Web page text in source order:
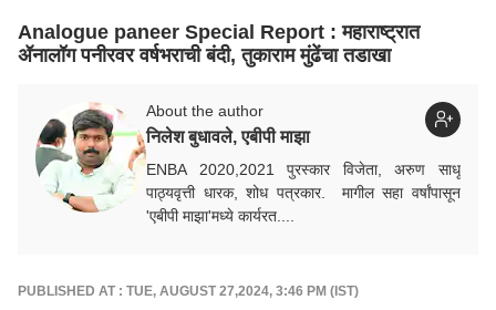
Analogue paneer Special Report : महाराष्ट्रात
ॲनालॉग पनीरवर वर्षभराची बंदी, तुकाराम मुंढेंचा तडाखा
About the author
निलेश बुधावले, एबीपी माझा
ENBA 2020,2021 पुरस्कार विजेता, अरुण साधू
पाठ्यवृत्ती धारक, शोध पत्रकार. मागील सहा वर्षांपासून
'एबीपी माझा'मध्ये कार्यरत....
PUBLISHED AT : TUE, AUGUST 27,2024, 3:46 PM (IST)